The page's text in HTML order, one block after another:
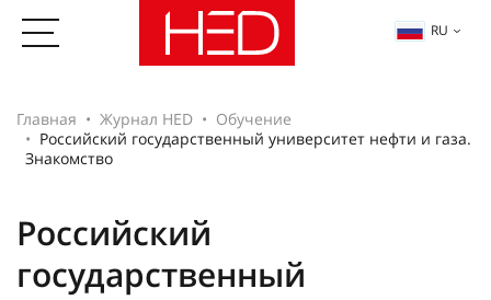
RU
Главная Журнал HED
Обучение
Российский государственный университет нефти и газа.
Знакомство
Российский
государственный